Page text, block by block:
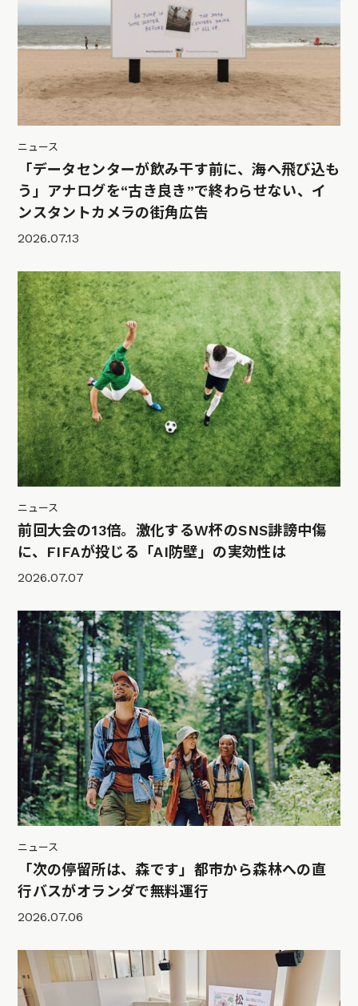
ニュース
「データセンターが飲み干す前に、海へ飛び込も
う」アナログを“古き良き”で終わらせない、イ
ンスタントカメラの街角広告
2026.07.13
ニュース
前回大会の13倍。激化するW杯のSNS誹謗中傷
に、FIFAが投じる「AI防壁」の実効性は
2026.07.07
ニュース
「次の停留所は、森です」都市から森林への直
行バスがオランダで無料運行
2026.07.06